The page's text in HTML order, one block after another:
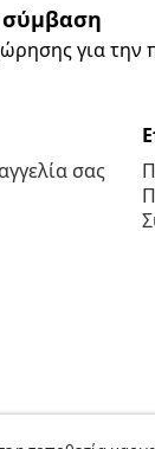
για την
σας